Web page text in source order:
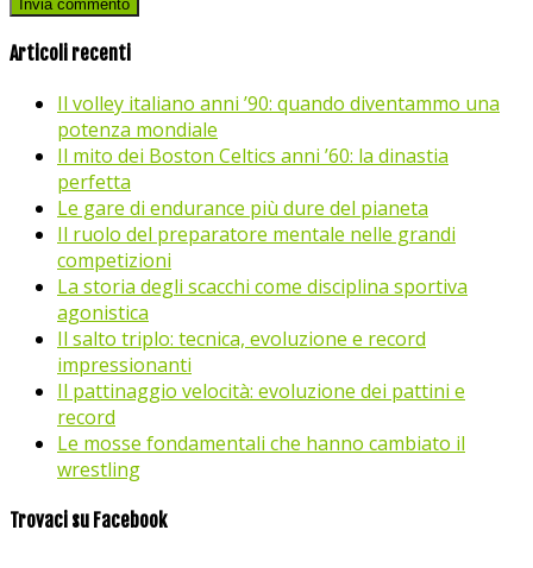
Articoli recenti
Il volley italiano anni ’90: quando diventammo una
potenza mondiale
Il mito dei Boston Celtics anni ’60: la dinastia
perfetta
Le gare di endurance più dure del pianeta
Il ruolo del preparatore mentale nelle grandi
competizioni
La storia degli scacchi come disciplina sportiva
agonistica
Il salto triplo: tecnica, evoluzione e record
impressionanti
Il pattinaggio velocità: evoluzione dei pattini e
record
Le mosse fondamentali che hanno cambiato il
wrestling
Trovaci su Facebook